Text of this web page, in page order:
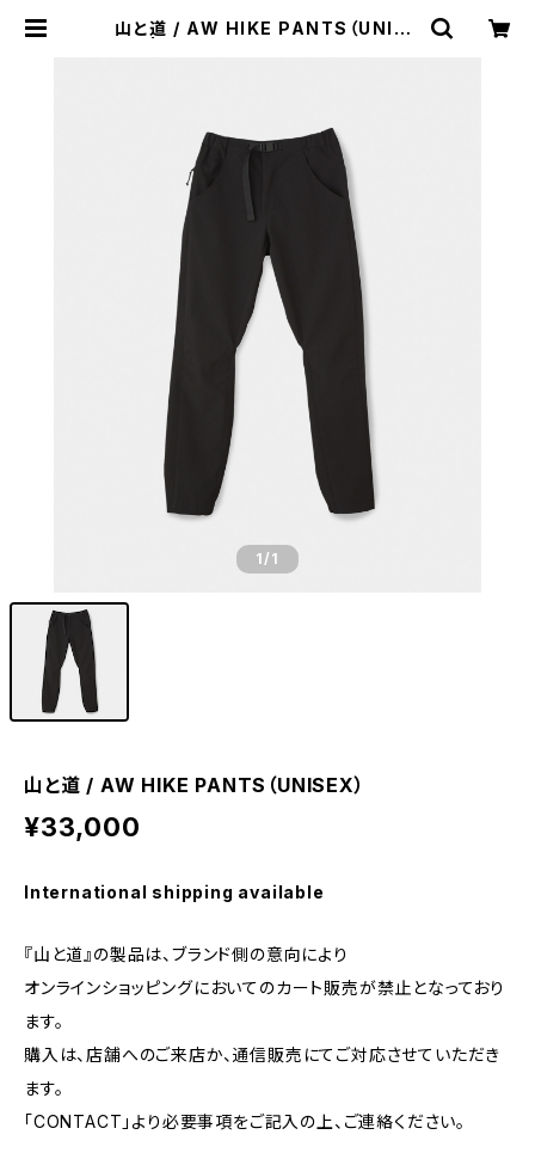
山と道 / AW HIKE PANTS（UNISE
1/1
山と道 / AW HIKE PANTS（UNISEX）
¥33,000
International shipping available
『山と道』の製品は、ブランド側の意向により
オンラインショッピングにおいてのカート販売が禁止となっており
ます。
購入は、店舗へのご来店か、通信販売にてご対応させていただき
ます。
「CONTACT」より必要事項をご記入の上、ご連絡ください。